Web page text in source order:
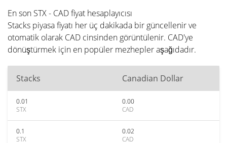
En son STX - CAD fiyat hesaplayıcısı
Stacks piyasa fiyatı her üç dakikada bir güncellenir ve
otomatik olarak CAD cinsinden görüntülenir. CAD'ye
dönüştürmek için en popüler mezhepler aşağıdadır.
Stacks Canadian Dollar
0.01
STX
0.00
CAD
0.1
STX
0.02
CAD